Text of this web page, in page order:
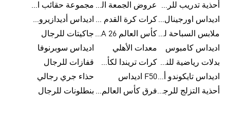
أحذية تدريب للرجال
عروض الجمعة البيضاء للرجال
مجموعة حقائب الظهر
اديداس اورجينال ملابس
كرات كرة القدم للرجال
اديداس أديدازيرو معدات الجري
ملابس السباحة للرجال
كأس العالم FIFA 26™ جاكيتات للرجال
اديداس كامبوس
معدات الأهلي
اديداس سوبرنوفا
بدلات رياضية للنساء
كرات تريندا لكأس العالم FIFA 26™
قفازات للرجال
اديداس تايكوندو أورجنالزF50 اديداس
حذاء جري رجالي
أحذية التزلج للرجال
فرق كأس العالم FIFA 26™ بنطلونات للرجال